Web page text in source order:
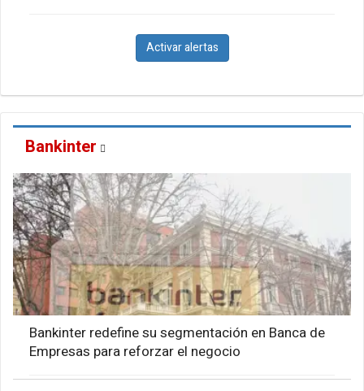
Activar alertas
Bankinter
Bankinter redefine su segmentación en Banca de
Empresas para reforzar el negocio